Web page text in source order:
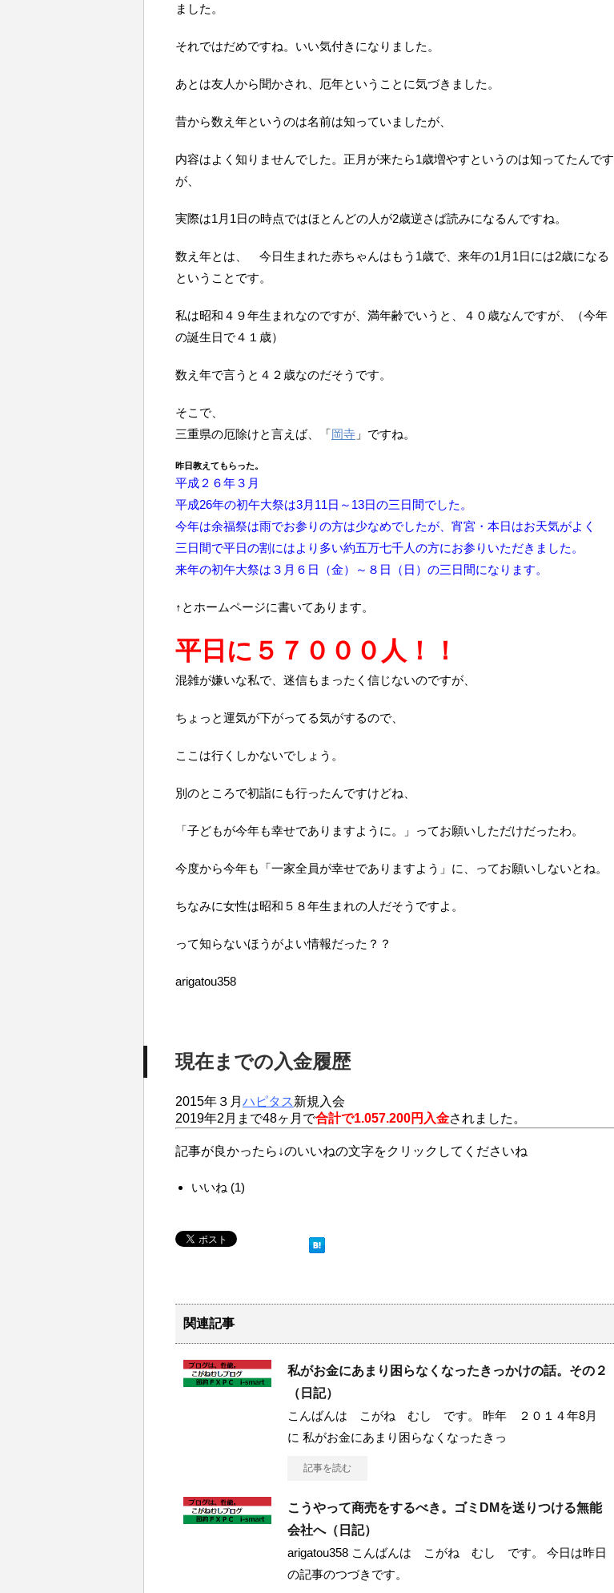
ました。
それではだめですね。いい気付きになりました。
あとは友人から聞かされ、厄年ということに気づきました。
昔から数え年というのは名前は知っていましたが、
内容はよく知りませんでした。正月が来たら1歳増やすというのは知ってたんです
が、
実際は1月1日の時点ではほとんどの人が2歳逆さば読みになるんですね。
数え年とは、 今日生まれた赤ちゃんはもう1歳で、来年の1月1日には2歳になる
ということです。
私は昭和４９年生まれなのですが、満年齢でいうと、４０歳なんですが、（今年
の誕生日で４１歳）
数え年で言うと４２歳なのだそうです。
そこで、
三重県の厄除けと言えば、「岡寺 」ですね。
昨日教えてもらった。
平成２６年３月
平成26年の初午大祭は3月11日～13日の三日間でした。
今年は余福祭は雨でお参りの方は少なめでしたが、宵宮・本日はお天気がよく
三日間で平日の割にはより多い約五万七千人の方にお参りいただきました。
来年の初午大祭は３月６日（金）～８日（日）の三日間になります。
↑とホームページに書いてあります。
平日に５７０００人！！
混雑が嫌いな私で、迷信もまったく信じないのですが、
ちょっと運気が下がってる気がするので、
ここは行くしかないでしょう。
別のところで初詣にも行ったんですけどね、
「子どもが今年も幸せでありますように。」ってお願いしただけだったわ。
今度から今年も「一家全員が幸せでありますよう」に、ってお願いしないとね。
ちなみに女性は昭和５８年生まれの人だそうですよ。
って知らないほうがよい情報だった？？
arigatou358
現在までの入金履歴
2015年３月 ハピタス新規入会
2019年2月まで48ヶ月で合計で1.057.200円入金されました。
記事が良かったら↓のいいねの文字をクリックしてくださいね
いいね (1)
関連記事
私がお金にあまり困らなくなったきっかけの話。その２
（日記）
こんばんは こがね むし です。 昨年 ２０１４年8月
に 私がお金にあまり困らなくなったきっ
記事を読む
こうやって商売をするべき。ゴミDMを送りつける無能
会社へ（日記）
arigatou358 こんばんは こがね むし です。 今日は昨日
の記事のつづきです。